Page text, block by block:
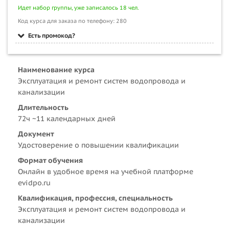
Идет набор группы, уже записалось 18 чел.
Код курса для заказа по телефону: 280
Есть промокод?
Наименование курса
Эксплуатация и ремонт систем водопровода и
канализации
Длительность
72ч ~11 календарных дней
Документ
Удостоверение о повышении квалификации
Формат обучения
Онлайн в удобное время на учебной платформе
evidpo.ru
Квалификация, профессия, специальность
Эксплуатация и ремонт систем водопровода и
канализации